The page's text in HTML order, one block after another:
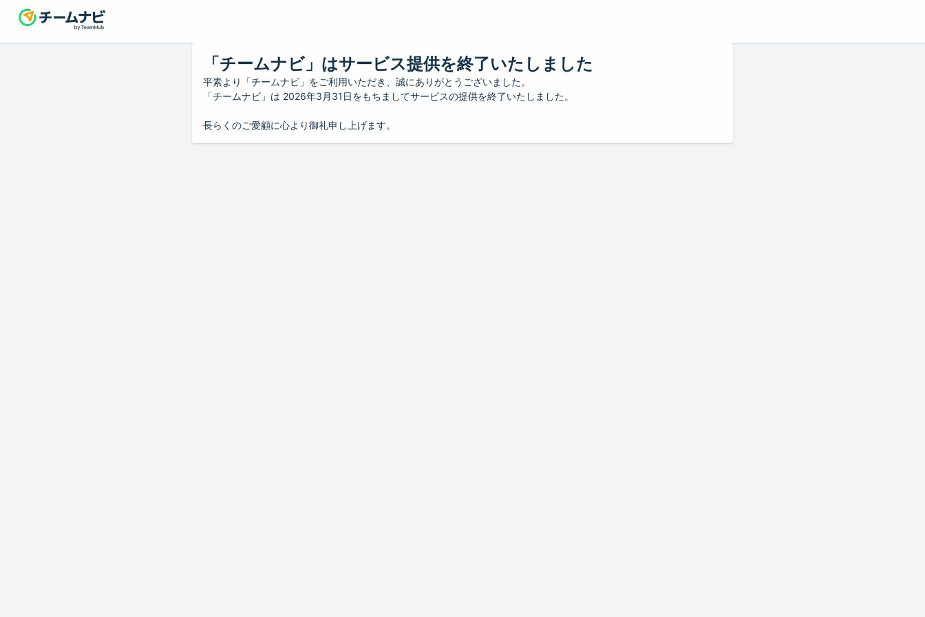
「チームナビ」はサービス提供を終了いたしました
平素より「チームナビ」をご利用いただき、誠にありがとうございました。
「チームナビ」は 2026年3月31日をもちましてサービスの提供を終了いたしました。
長らくのご愛顧に心より御礼申し上げます。